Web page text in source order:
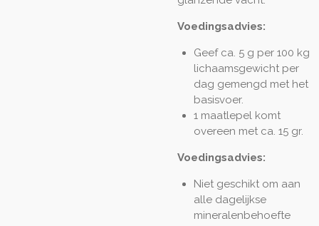
Voedingsadvies:
Geef ca. 5 g per 100 kg
lichaamsgewicht per
dag gemengd met het
basisvoer.
1 maatlepel komt
overeen met ca. 15 gr.
Voedingsadvies:
Niet geschikt om aan
alle dagelijkse
mineralenbehoefte